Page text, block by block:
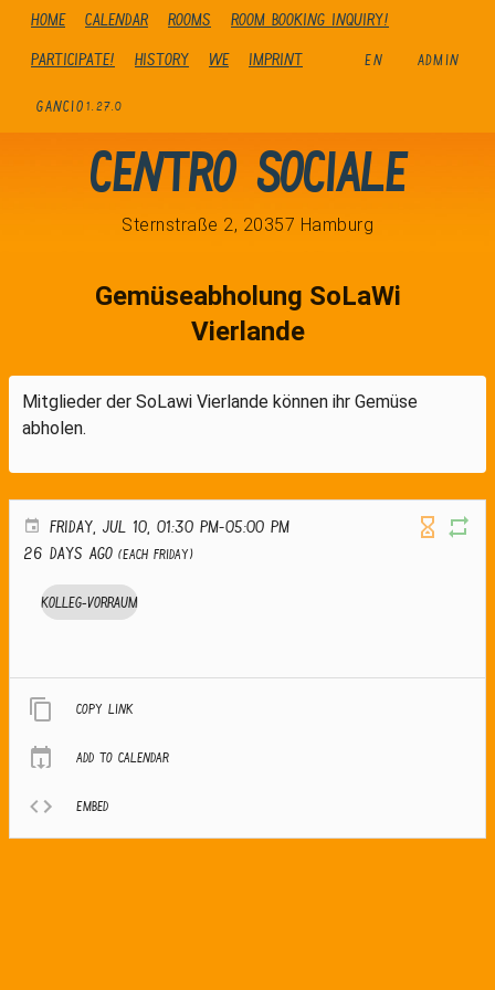
Home Calendar Rooms
Room booking inquiry!
Participate!
history We Imprint EN ADMIN
GANCIO 1.27.0
Centro Sociale
Sternstraße 2, 20357 Hamburg
Gemüseabholung SoLaWi
Vierlande
Mitglieder der SoLawi Vierlande können ihr Gemüse
abholen.
FRIDAY, JUL 10, 01:30 PM-05:00 PM
26 days ago (Each Friday)
Kolleg-Vorraum
Copy link
Add to calendar
Embed